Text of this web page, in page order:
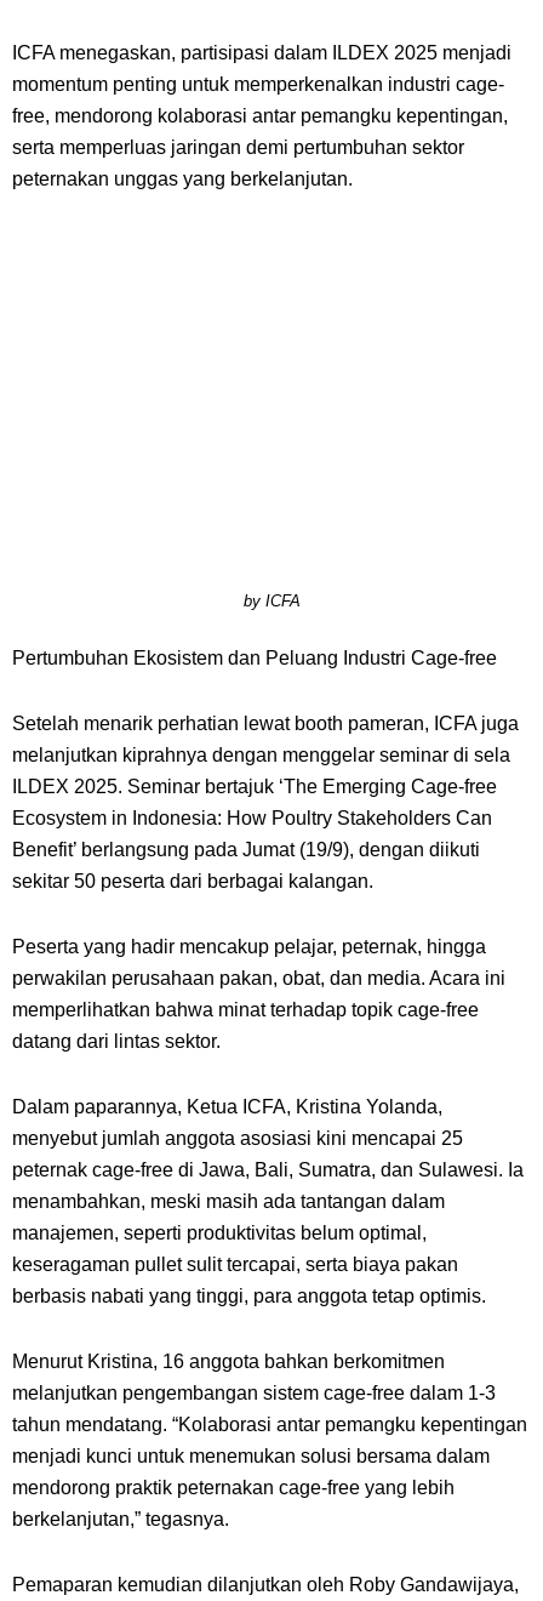
ICFA menegaskan, partisipasi dalam ILDEX 2025 menjadi
momentum penting untuk memperkenalkan industri cage-
free, mendorong kolaborasi antar pemangku kepentingan,
serta memperluas jaringan demi pertumbuhan sektor
peternakan unggas yang berkelanjutan.
by ICFA
Pertumbuhan Ekosistem dan Peluang Industri Cage-free
Setelah menarik perhatian lewat booth pameran, ICFA juga
melanjutkan kiprahnya dengan menggelar seminar di sela
ILDEX 2025. Seminar bertajuk ‘The Emerging Cage-free
Ecosystem in Indonesia: How Poultry Stakeholders Can
Benefit’ berlangsung pada Jumat (19/9), dengan diikuti
sekitar 50 peserta dari berbagai kalangan.
Peserta yang hadir mencakup pelajar, peternak, hingga
perwakilan perusahaan pakan, obat, dan media. Acara ini
memperlihatkan bahwa minat terhadap topik cage-free
datang dari lintas sektor.
Dalam paparannya, Ketua ICFA, Kristina Yolanda,
menyebut jumlah anggota asosiasi kini mencapai 25
peternak cage-free di Jawa, Bali, Sumatra, dan Sulawesi. Ia
menambahkan, meski masih ada tantangan dalam
manajemen, seperti produktivitas belum optimal,
keseragaman pullet sulit tercapai, serta biaya pakan
berbasis nabati yang tinggi, para anggota tetap optimis.
Menurut Kristina, 16 anggota bahkan berkomitmen
melanjutkan pengembangan sistem cage-free dalam 1-3
tahun mendatang. “Kolaborasi antar pemangku kepentingan
menjadi kunci untuk menemukan solusi bersama dalam
mendorong praktik peternakan cage-free yang lebih
berkelanjutan,” tegasnya.
Pemaparan kemudian dilanjutkan oleh Roby Gandawijaya,